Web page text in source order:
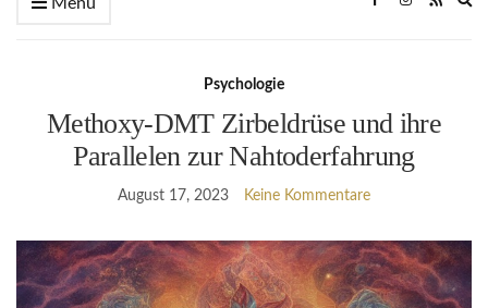
Psychologie
Methoxy-DMT Zirbeldrüse und ihre
Parallelen zur Nahtoderfahrung
August 17, 2023 Keine Kommentare